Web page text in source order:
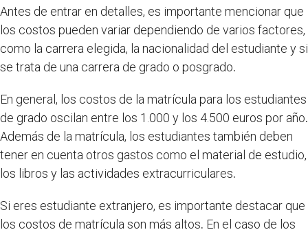
Antes de entrar en detalles, es importante mencionar que
los costos pueden variar dependiendo de varios factores,
como la carrera elegida, la nacionalidad del estudiante y si
se trata de una carrera de grado o posgrado.
En general, los costos de la matrícula para los estudiantes
de grado oscilan entre los 1.000 y los 4.500 euros por año.
Además de la matrícula, los estudiantes también deben
tener en cuenta otros gastos como el material de estudio,
los libros y las actividades extracurriculares.
Si eres estudiante extranjero, es importante destacar que
los costos de matrícula son más altos. En el caso de los